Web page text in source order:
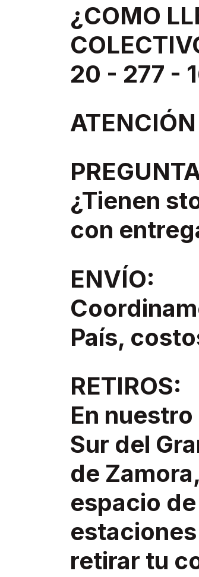
¿COMO
20 - 277 -
¿Tienen
con
ENVÍO:
País,
RETIROS:
En
Sur del
de
espacio
retirar tu